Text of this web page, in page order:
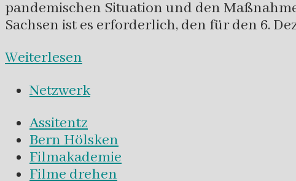
pandemischen Situation und den
Sachsen ist es erforderlich, den für den 6.
Weiterlesen
Netzwerk
Assitentz
Bern Hölsken
Filmakademie
Filme drehen